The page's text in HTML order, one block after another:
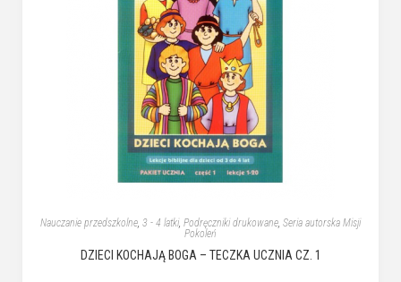
Nauczanie przedszkolne, 3 - 4 latki, Podręczniki drukowane, Seria autorska Misji
Pokoleń
DZIECI KOCHAJĄ BOGA – TECZKA UCZNIA CZ. 1